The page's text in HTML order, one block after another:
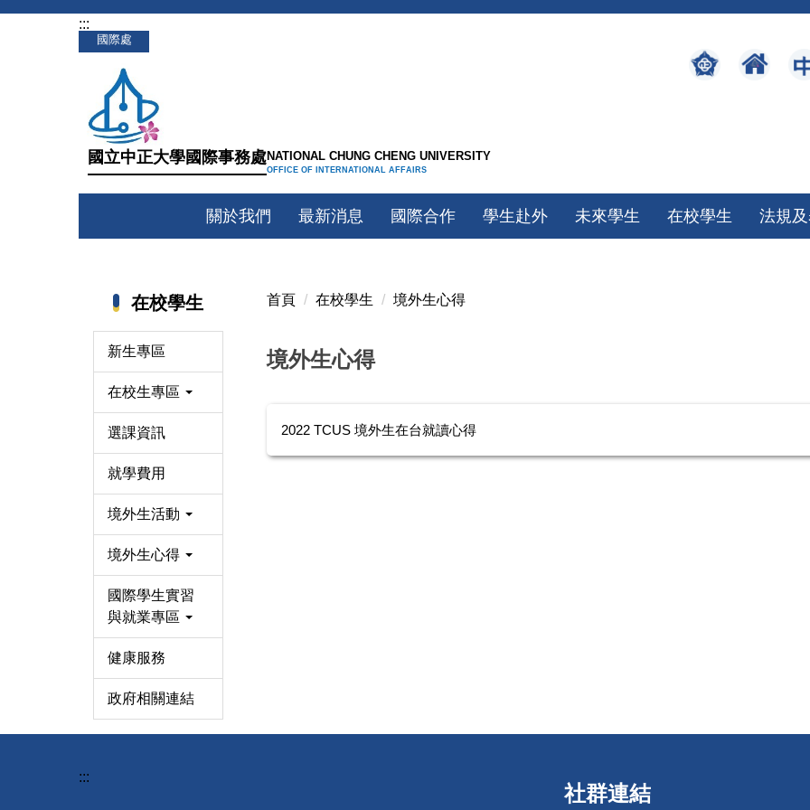
:::
國際處
國立中正大學國際事務處NATIONAL CHUNG CHENG UNIVERSITY
OFFICE OF INTERNATIONAL AFFAIRS
關於我們 最新消息 國際合作 學生赴外 未來學生 在校學生 法規
在校學生
新生專區
在校生專區
選課資訊
就學費用
境外生活動
境外生心得
國際學生實習
與就業專區
健康服務
政府相關連結
首頁 在校學生 境外生心得
境外生心得
2022 TCUS 境外生在台就讀心得
:::
社群連結